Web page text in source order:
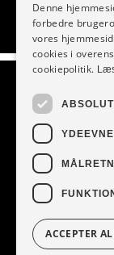
Denne
forbedre
vores
cookies i
cookiepolitik.
YDEEVNE
ACCEPTER